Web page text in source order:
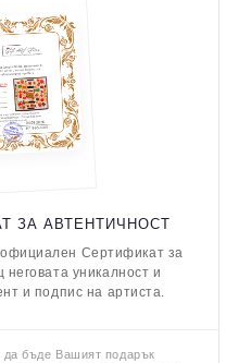
ЗА АВТЕНТИЧНОСТ
официален Сертификат за
уникалност и
и подпис на артиста.
да бъде Вашият подарък